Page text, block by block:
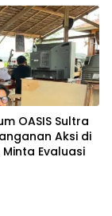
OASIS Sultra
Aksi di
Evaluasi